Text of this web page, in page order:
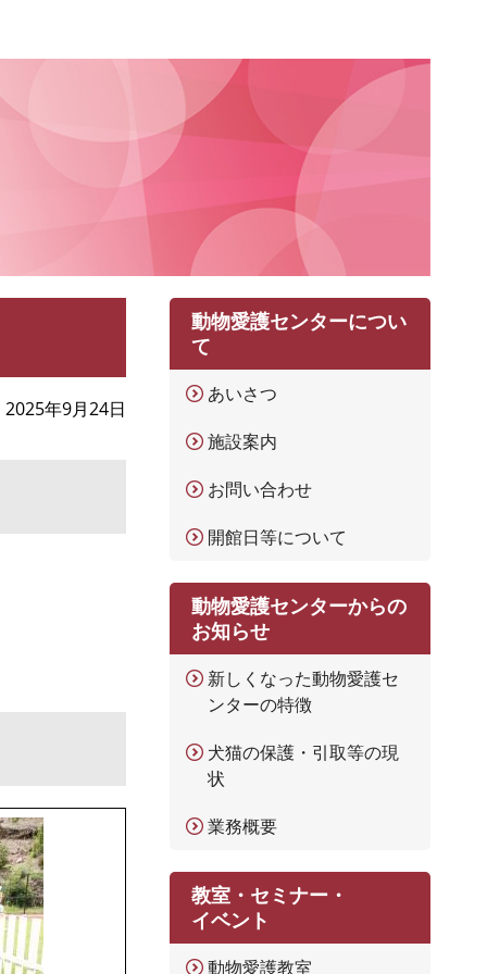
2025年9月24日
動物愛護センターについ
て
あいさつ
施設案内
お問い合わせ
開館日等について
動物愛護センターからの
お知らせ
新しくなった動物愛護セ
ンターの特徴
犬猫の保護・引取等の現
状
業務概要
教室・セミナー・
イベント
動物愛護教室